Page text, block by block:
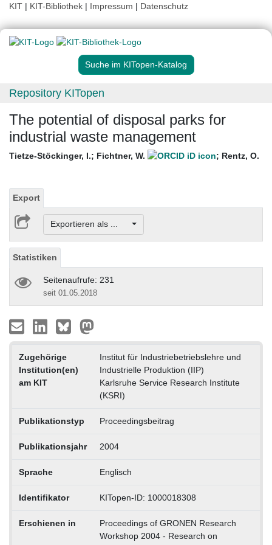
KIT | KIT-Bibliothek | Impressum | Datenschutz
Suche im KITopen-Katalog
Repository KITopen
The potential of disposal parks for
industrial waste management
Tietze-Stöckinger, I.; Fichtner, W. ; Rentz, O.
Export
Exportieren als ...
Statistiken
Seitenaufrufe: 231
seit 01.05.2018
Zugehörige
Institution(en)
am KIT
Institut für Industriebetriebslehre und
Industrielle Produktion (IIP)
Karlsruhe Service Research Institute
(KSRI)
Publikationstyp Proceedingsbeitrag
Publikationsjahr 2004
Sprache Englisch
Identifikator KITopen-ID: 1000018308
Erschienen in
Proceedings of GRONEN Research
Workshop 2004 - Research on